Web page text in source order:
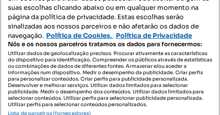
Contacte-nos
SIGA-NOS:
DESCARREGAR NA:
suas escolhas clicando abaixo ou em qualquer momento na
página da política de privacidade. Estas escolhas serão
sinalizadas aos nossos parceiros e não afetarão os dados de
navegação. Política de Cookies, Política de Privacidade
Nós e os nossos parceiros tratamos os dados para fornecermos:
Utilizar dados de geolocalização precisos. Procurar ativamente as características
do dispositivo para identificação. Compreender os públicos através de estatísticas
ou combinações de dados de diferentes fontes. Armazenar e/ou aceder a
informações num dispositivo. Medir o desempenho da publicidade. Criar perfis
para personalizar conteúdos. Criar perfis para publicidade personalizada.
Desenvolver e melhorar serviços. Utilizar dados limitados para selecionar
publicidade. Medir o desempenho dos conteúdos. Utilizar dados limitados para
selecionar conteúdos. Utilizar perfis para selecionar publicidade personalizada.
Utilizar perfis para selecionar conteúdos personalizados.
Lista de parceiros (fornecedores)